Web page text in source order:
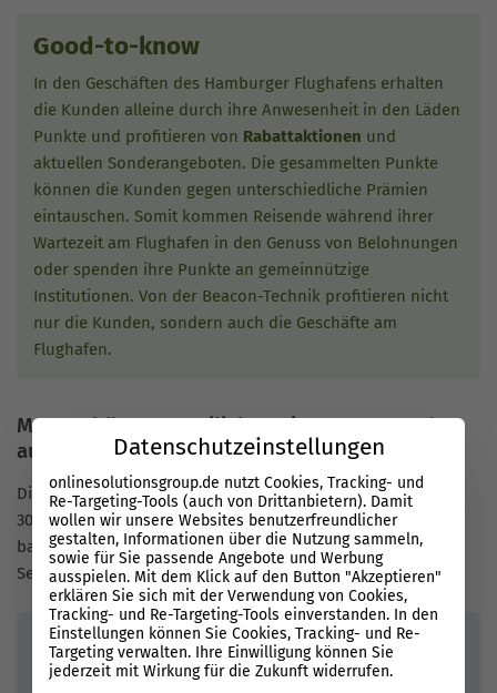
Good-to-know
In den Geschäften des Hamburger Flughafens erhalten
die Kunden alleine durch ihre Anwesenheit in den Läden
Punkte und profitieren von Rabattaktionen und
aktuellen Sonderangeboten. Die gesammelten Punkte
können die Kunden gegen unterschiedliche Prämien
eintauschen. Somit kommen Reisende während ihrer
Wartezeit am Flughafen in den Genuss von Belohnungen
oder spenden ihre Punkte an gemeinnützige
Institutionen. Von der Beacon-Technik profitieren nicht
nur die Kunden, sondern auch die Geschäfte am
Flughafen.
McDonald’s stattet Filialen mit Beacon-Sender
aus
Die amerikanische Fast Food Kette McDonald’s verwendet in
30 Filialen in Deutschland mehrere Beacon-Sender. Das
bayrische Unternehmen BEACONinside produziert sie in
Serie.
Info
In den Fast Food Filialen erhalten Kunden mit
Datenschutzeinstellungen
onlinesolutionsgroup.de nutzt Cookies, Tracking- und
Re-Targeting-Tools (auch von Drittanbietern). Damit
wollen wir unsere Websites benutzerfreundlicher
gestalten, Informationen über die Nutzung sammeln,
sowie für Sie passende Angebote und Werbung
ausspielen. Mit dem Klick auf den Button "Akzeptieren"
erklären Sie sich mit der Verwendung von Cookies,
Tracking- und Re-Targeting-Tools einverstanden. In den
Einstellungen können Sie Cookies, Tracking- und Re-
Targeting verwalten. Ihre Einwilligung können Sie
jederzeit mit Wirkung für die Zukunft widerrufen.